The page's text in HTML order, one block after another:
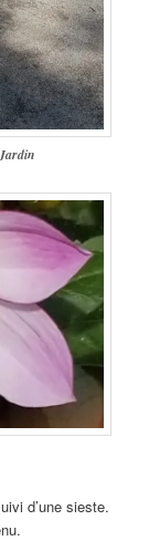
d’une sieste.